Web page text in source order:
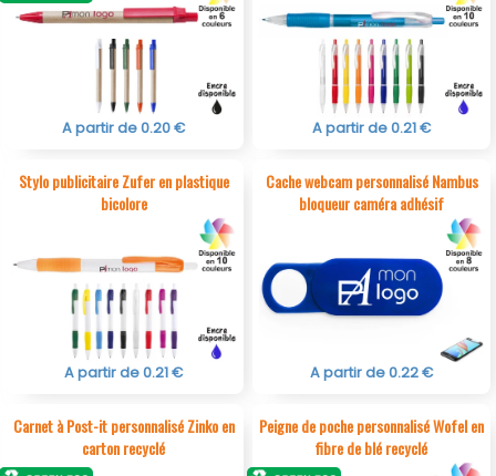
A partir de 0.20 € A partir de 0.21 €
Stylo publicitaire Zufer en plastique
bicolore
A partir de 0.21 €
Cache webcam personnalisé Nambus
bloqueur caméra adhésif
A partir de 0.22 €
Carnet à Post-it personnalisé Zinko en
carton recyclé
Peigne de poche personnalisé Wofel en
fibre de blé recyclé